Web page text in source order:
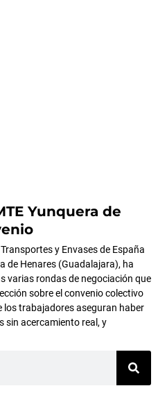
Yunquera de
y Envases de España
de Henares (Guadalajara), ha
varias rondas de negociación que
sobre el convenio colectivo
trabajadores aseguran haber
sin acercamiento real, y